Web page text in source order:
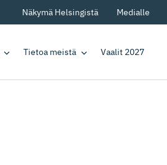
Näkymä Helsingistä Medialle
Tietoa meistä Vaalit 2027